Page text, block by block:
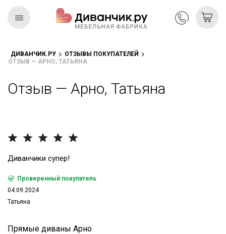
ДИВАНЧИК.РУ
ОТЗЫВЫ ПОКУПАТЕЛЕЙ
ОТЗЫВ — АРНО, ТАТЬЯНА
Отзыв — Арно, Татьяна
Диванчики супер!
Проверенный покупатель
04.09.2024
Татьяна
Прямые диваны Арно